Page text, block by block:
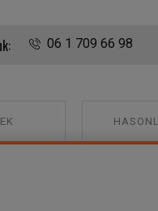
06 1 709 66 98